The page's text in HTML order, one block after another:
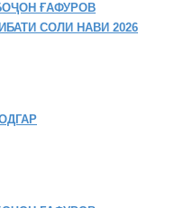
ҒАФУРОВ
СОЛИ НАВИ 2026